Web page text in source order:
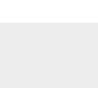
1882 brachte